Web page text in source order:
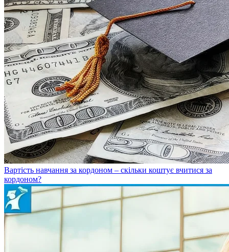
Вартість навчання за кордоном – скільки коштує вчитися за
кордоном?